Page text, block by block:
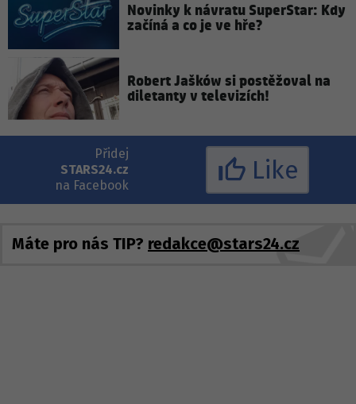
Novinky k návratu SuperStar: Kdy
začíná a co je ve hře?
Robert Jašków si postěžoval na
diletanty v televizích!
Přidej
STARS24.cz
na Facebook
Like
Máte pro nás TIP? redakce@stars24.cz